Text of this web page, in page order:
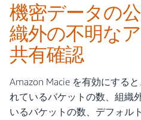
機密データの
織外の不明な
共有確認
Amazon Macie を有効にする
れているバケットの数、組織
いるバケットの数、デフォル